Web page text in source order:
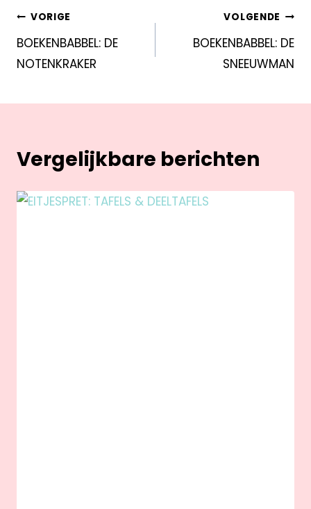
VORIGE
BOEKENBABBEL: DE
NOTENKRAKER
VOLGENDE
BOEKENBABBEL: DE
SNEEUWMAN
Vergelijkbare berichten